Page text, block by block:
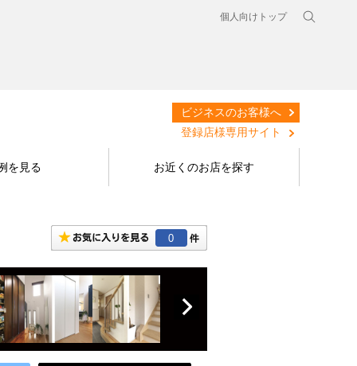
個人向けトップ
ビジネスのお客様へ
登録店様専用サイト
を見る お近くのお店を探す
0